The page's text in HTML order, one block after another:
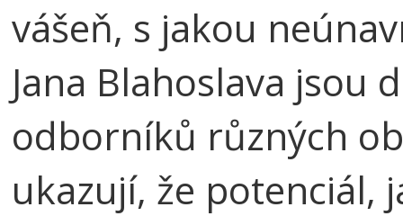
vášeň, s jakou
Jana Blahoslava jsou
odborníků různých
ukazují, že potenciál,